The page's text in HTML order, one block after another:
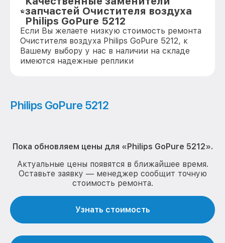
запчастей Очистителя воздуха
Philips GoPure 5212
Если Вы желаете низкую стоимость ремонта
Очистителя воздуха Philips GoPure 5212, к
Вашему выбору у нас в наличии на складе
имеются надежные реплики
Philips GoPure 5212
Пока обновляем цены для «Philips GoPure 5212».
Актуальные цены появятся в ближайшее время.
Оставьте заявку — менеджер сообщит точную
стоимость ремонта.
Узнать стоимость